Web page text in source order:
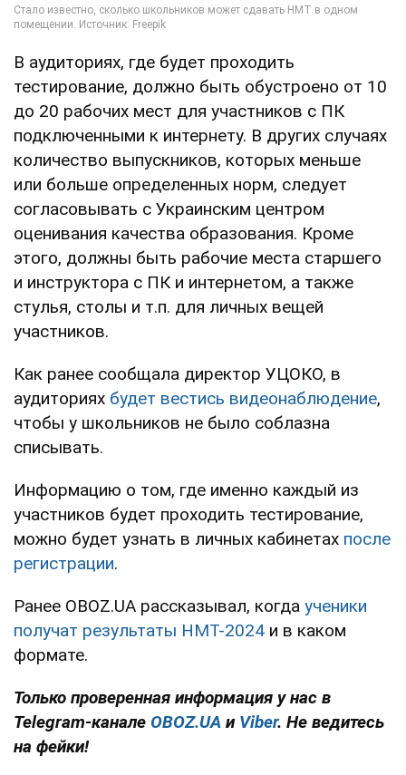
В аудиториях, где будет проходить
тестирование, должно быть обустроено от 10
до 20 рабочих мест для участников с ПК
подключенными к интернету. В других случаях
количество выпускников, которых меньше
или больше определенных норм, следует
согласовывать с Украинским центром
оценивания качества образования. Кроме
этого, должны быть рабочие места старшего
и инструктора с ПК и интернетом, а также
стулья, столы и т.п. для личных вещей
участников.
Как ранее сообщала директор УЦОКО, в
аудиториях будет вестись видеонаблюдение,
чтобы у школьников не было соблазна
списывать.
Информацию о том, где именно каждый из
участников будет проходить тестирование,
можно будет узнать в личных кабинетах после
регистрации.
Ранее OBOZ.UA рассказывал, когда ученики
получат результаты НМТ-2024 и в каком
формате.
Только проверенная информация у нас в
Telegram-канале OBOZ.UA и Viber. Не ведитесь
на фейки!